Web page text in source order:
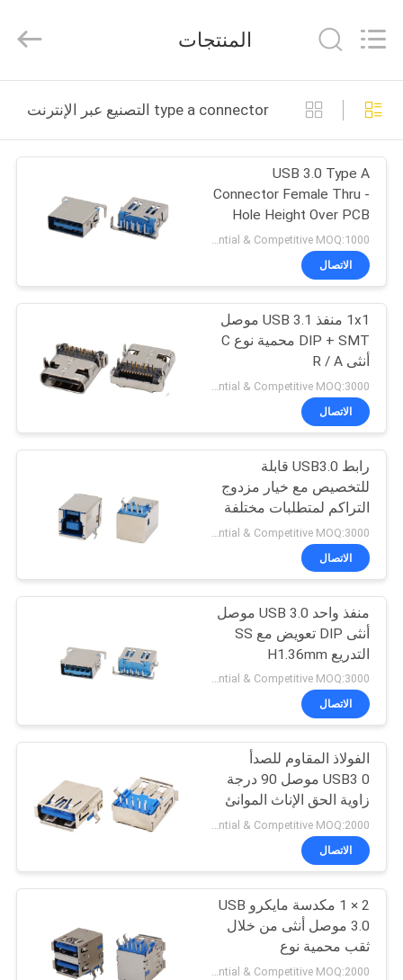
الصفحة
الرئيسية
منتجات
معلومات
جولة
في
المعمل
مراقبة
الجودة
اتصل
اطلب
اقتباس
خريطة
الموقع
سياسة
الخصوصية
Ltd..
Reserved.
ECER
المنتجات
type a connector التصنيع عبر الإنترنت
USB 3.0 Type A
Connector Female Thru -
Hole Height Over PCB
2.55mm
Preferential & Competitive MOQ:1000
الاتصال
1x1 منفذ USB 3.1 موصل
DIP + SMT محمية نوع C
أنثى R / A
الاتصال
رابط USB3.0 قابلة
للتخصيص مع خيار مزدوج
التراكم لمتطلبات مختلفة
الاتصال
منفذ واحد USB 3.0 موصل
أنثى DIP تعويض مع SS
التدريع H1.36mm
Preferential & Competitive MOQ:3000
الاتصال
الفولاذ المقاوم للصدأ
USB3 0 موصل 90 درجة
زاوية الحق الإناث الموانئ
Preferential & Competitive MOQ:2000
الاتصال
2 × 1 مكدسة مايكرو USB
3.0 موصل أنثى من خلال
ثقب محمية نوع